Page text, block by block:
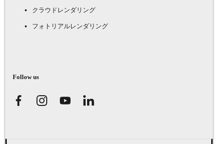
クラウドレンダリング
フォトリアルレンダリング
Follow us